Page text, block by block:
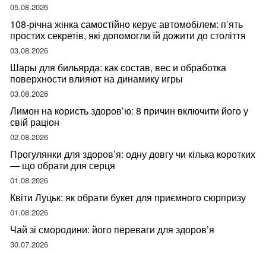
05.08.2026
108-річна жінка самостійно керує автомобілем: п’ять
простих секретів, які допомогли їй дожити до століття
03.08.2026
Шары для бильярда: как состав, вес и обработка
поверхности влияют на динамику игры
03.08.2026
Лимон на користь здоров’ю: 8 причин включити його у
свій раціон
02.08.2026
Прогулянки для здоров’я: одну довгу чи кілька коротких
— що обрати для серця
01.08.2026
Квіти Луцьк: як обрати букет для приємного сюрпризу
01.08.2026
Чай зі смородини: його переваги для здоров’я
30.07.2026